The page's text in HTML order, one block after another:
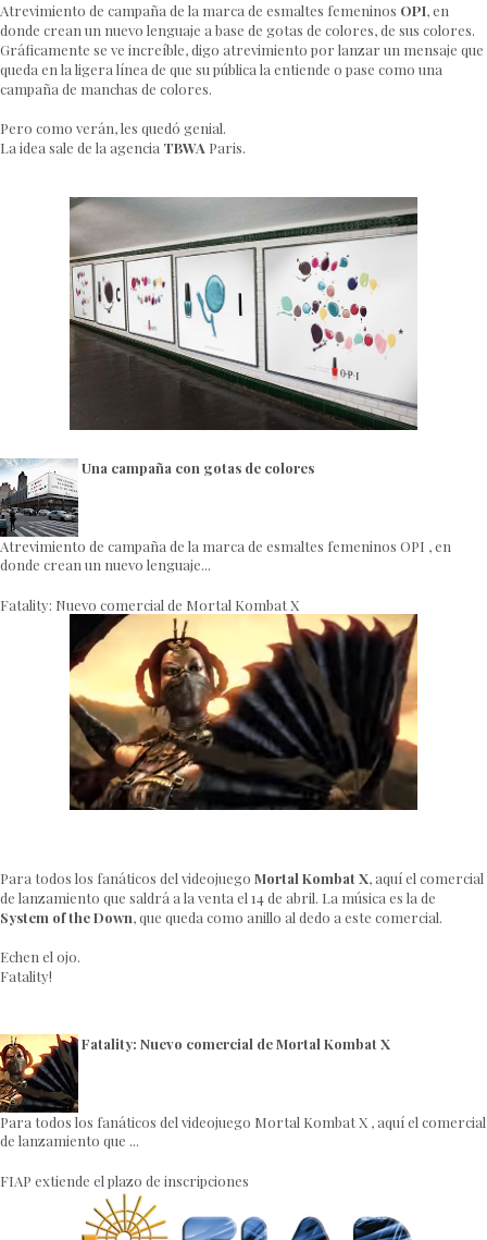
Atrevimiento de campaña de la marca de esmaltes femeninos OPI, en
donde crean un nuevo lenguaje a base de gotas de colores, de sus colores.
Gráficamente se ve increíble, digo atrevimiento por lanzar un mensaje que
queda en la ligera línea de que su pública la entiende o pase como una
campaña de manchas de colores.
Pero como verán, les quedó genial.
La idea sale de la agencia TBWA Paris.
Una campaña con gotas de colores
Atrevimiento de campaña de la marca de esmaltes femeninos OPI , en
donde crean un nuevo lenguaje...
Fatality: Nuevo comercial de Mortal Kombat X
Para todos los fanáticos del videojuego Mortal Kombat X, aquí el comercial
de lanzamiento que saldrá a la venta el 14 de abril. La música es la de
System of the Down, que queda como anillo al dedo a este comercial.
Echen el ojo.
Fatality!
Fatality: Nuevo comercial de Mortal Kombat X
Para todos los fanáticos del videojuego Mortal Kombat X , aquí el comercial
de lanzamiento que ...
FIAP extiende el plazo de inscripciones